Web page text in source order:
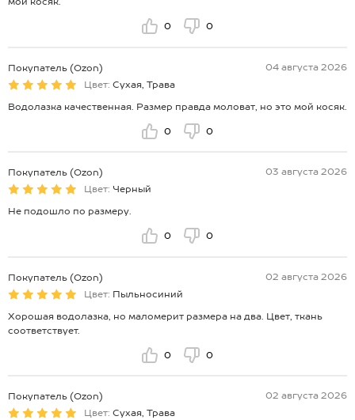
0 0
Покупатель (Ozon)
04 августа 2026
Цвет: Сухая, Трава
Водолазка качественная. Размер правда моловат, но это мой косяк.
0 0
Покупатель (Ozon)
03 августа 2026
Цвет: Черный
Не подошло по размеру.
0 0
Покупатель (Ozon)
02 августа 2026
Цвет: Пыльносиний
Хорошая водолазка, но маломерит размера на два. Цвет, ткань
соответствует.
0 0
Покупатель (Ozon)
02 августа 2026
Цвет: Сухая, Трава